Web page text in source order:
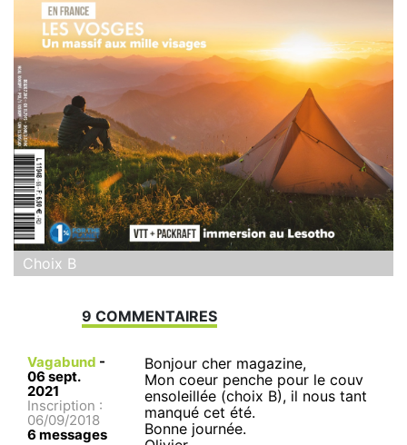
Choix B
9 COMMENTAIRES
Vagabund -
06 sept.
2021
Inscription :
06/09/2018
6 messages
Bonjour cher magazine,
Mon coeur penche pour le couv
ensoleillée (choix B), il nous tant
manqué cet été.
Bonne journée.